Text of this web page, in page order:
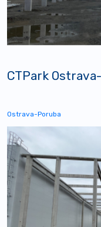
CTPark
Ostrava-Poruba